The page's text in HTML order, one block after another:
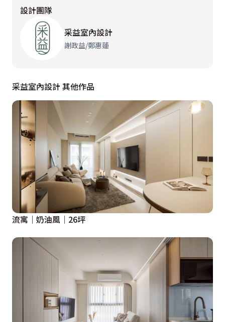
設計團隊
采益室內設計
謝政益/鄭惠蓮
采益室內設計 其他作品
流寓｜奶油風｜26坪